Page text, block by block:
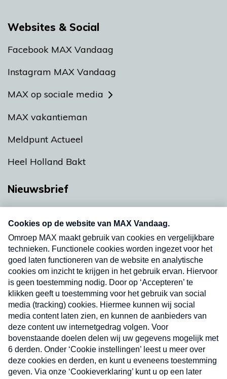
Websites & Social
Facebook MAX Vandaag
Instagram MAX Vandaag
MAX op sociale media
MAX vakantieman
Meldpunt Actueel
Heel Holland Bakt
Nieuwsbrief
nieuwsbrief. Elke vrijdag- en dinsdagochtend in
uw mailbox.
Verzend
Nieuwsbrief